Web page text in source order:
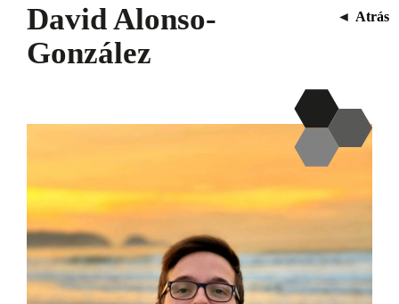
David Alonso-
González
◄ Atrás